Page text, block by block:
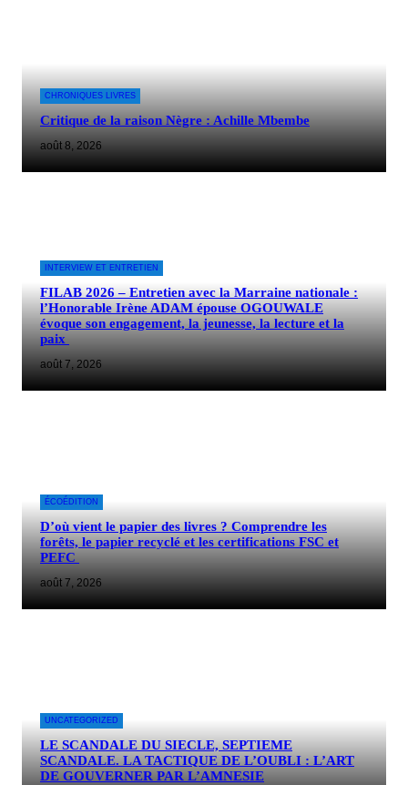
CHRONIQUES LIVRES
Critique de la raison Nègre : Achille Mbembe
août 8, 2026
INTERVIEW ET ENTRETIEN
FILAB 2026 – Entretien avec la Marraine nationale :
l’Honorable Irène ADAM épouse OGOUWALE
évoque son engagement, la jeunesse, la lecture et la
paix
août 7, 2026
ÉCOÉDITION
D’où vient le papier des livres ? Comprendre les
forêts, le papier recyclé et les certifications FSC et
PEFC
août 7, 2026
UNCATEGORIZED
LE SCANDALE DU SIECLE, SEPTIEME
SCANDALE. LA TACTIQUE DE L’OUBLI : L’ART
DE GOUVERNER PAR L’AMNESIE